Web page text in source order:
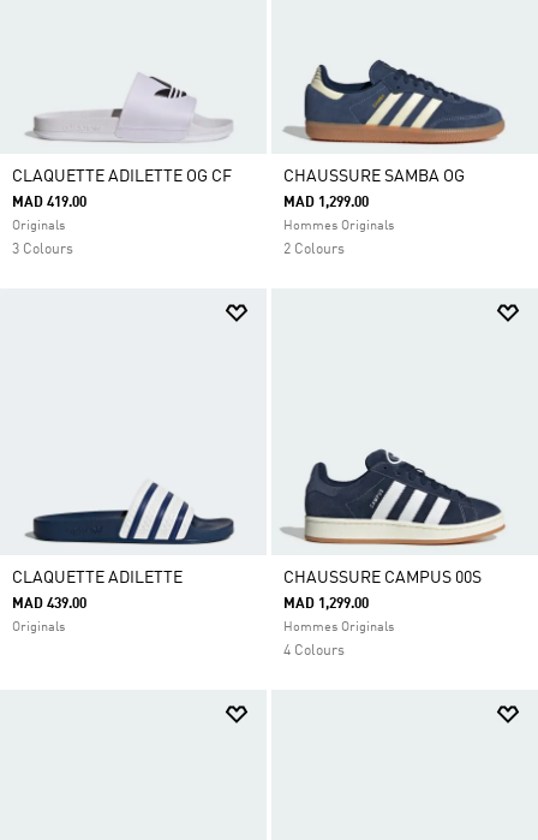
CLAQUETTE ADILETTE OG CF
MAD 419.00
Originals
3 Colours
CHAUSSURE SAMBA OG
MAD 1,299.00
Hommes Originals
2 Colours
CLAQUETTE ADILETTE
MAD 439.00
Originals
CHAUSSURE CAMPUS 00S
MAD 1,299.00
Hommes Originals
4 Colours